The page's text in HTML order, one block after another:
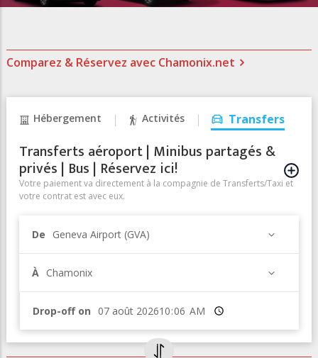
Comparez & Réservez avec Chamonix.net
Hébergement Activités Transfers
Transferts aéroport | Minibus partagés &
privés | Bus | Réservez ici!
Votre paiement va directement à la compagnie de Transferts/Taxi et
votre contrat est avec eux.
De Geneva Airport (GVA)
À Chamonix
Drop-off on Heure